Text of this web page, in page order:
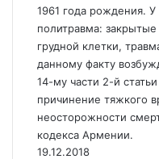
1961 года рождения.
политравма:
грудной клетки,
данному факту
14-му части 2-й
причинение тяжкого
неосторожности
кодекса Армении.
19.12.2018